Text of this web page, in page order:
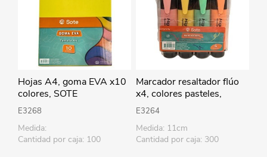
Hojas A4, goma EVA x10
colores, SOTE
E3268
Medida:
Cantidad por caja: 100
Marcador resaltador flúo
x4, colores pasteles,
SOTE, en estuche de PVC
E3264
Medida: 11cm
Cantidad por caja: 300